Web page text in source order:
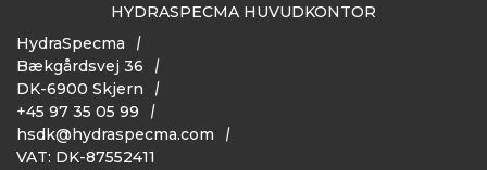
HYDRASPECMA HUVUDKONTOR
HydraSpecma
Bækgårdsvej 36
DK-6900 Skjern
+45 97 35 05 99
hsdk@hydraspecma.com
VAT: DK-87552411